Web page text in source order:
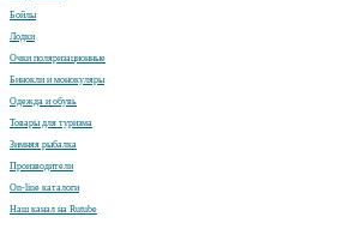
Бойлы
Лодки
Очки поляризационные
Бинокли и монокуляры
Одежда и обувь
Товары для туризма
Зимняя рыбалка
Производители
On-line каталоги
Наш канал на Rutube